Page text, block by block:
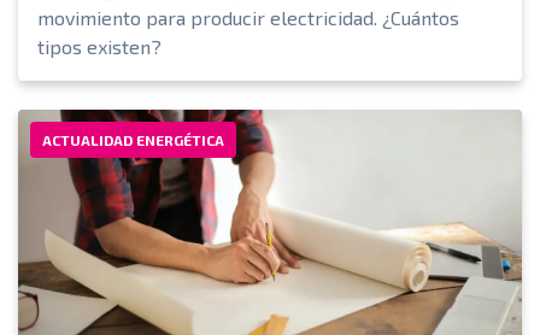
movimiento para producir electricidad. ¿Cuántos
tipos existen?
ACTUALIDAD ENERGÉTICA